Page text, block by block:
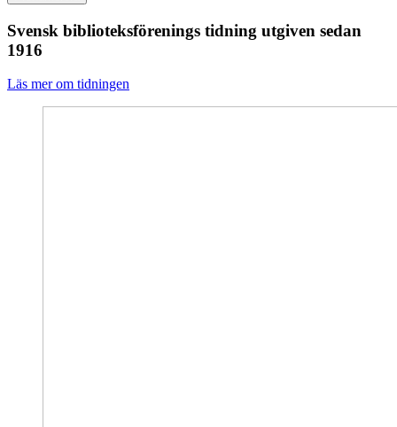
Svensk biblioteksförenings tidning utgiven sedan
1916
Läs mer om tidningen